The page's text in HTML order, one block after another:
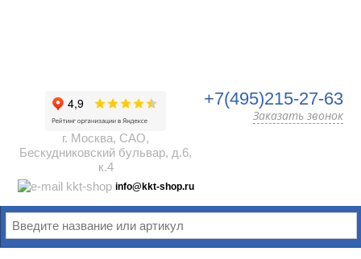
г. Москва, САО,
Бескудниковский бульвар, д.6,
к.4
info@kkt-shop.ru
+7(495)215-27-63
Заказать звонок